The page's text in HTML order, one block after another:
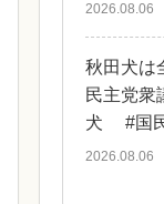
2026.08.06
秋田犬
民主党
犬 #国
2026.08.06